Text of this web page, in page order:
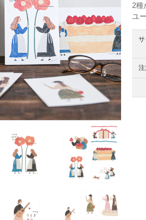
2種
ユ